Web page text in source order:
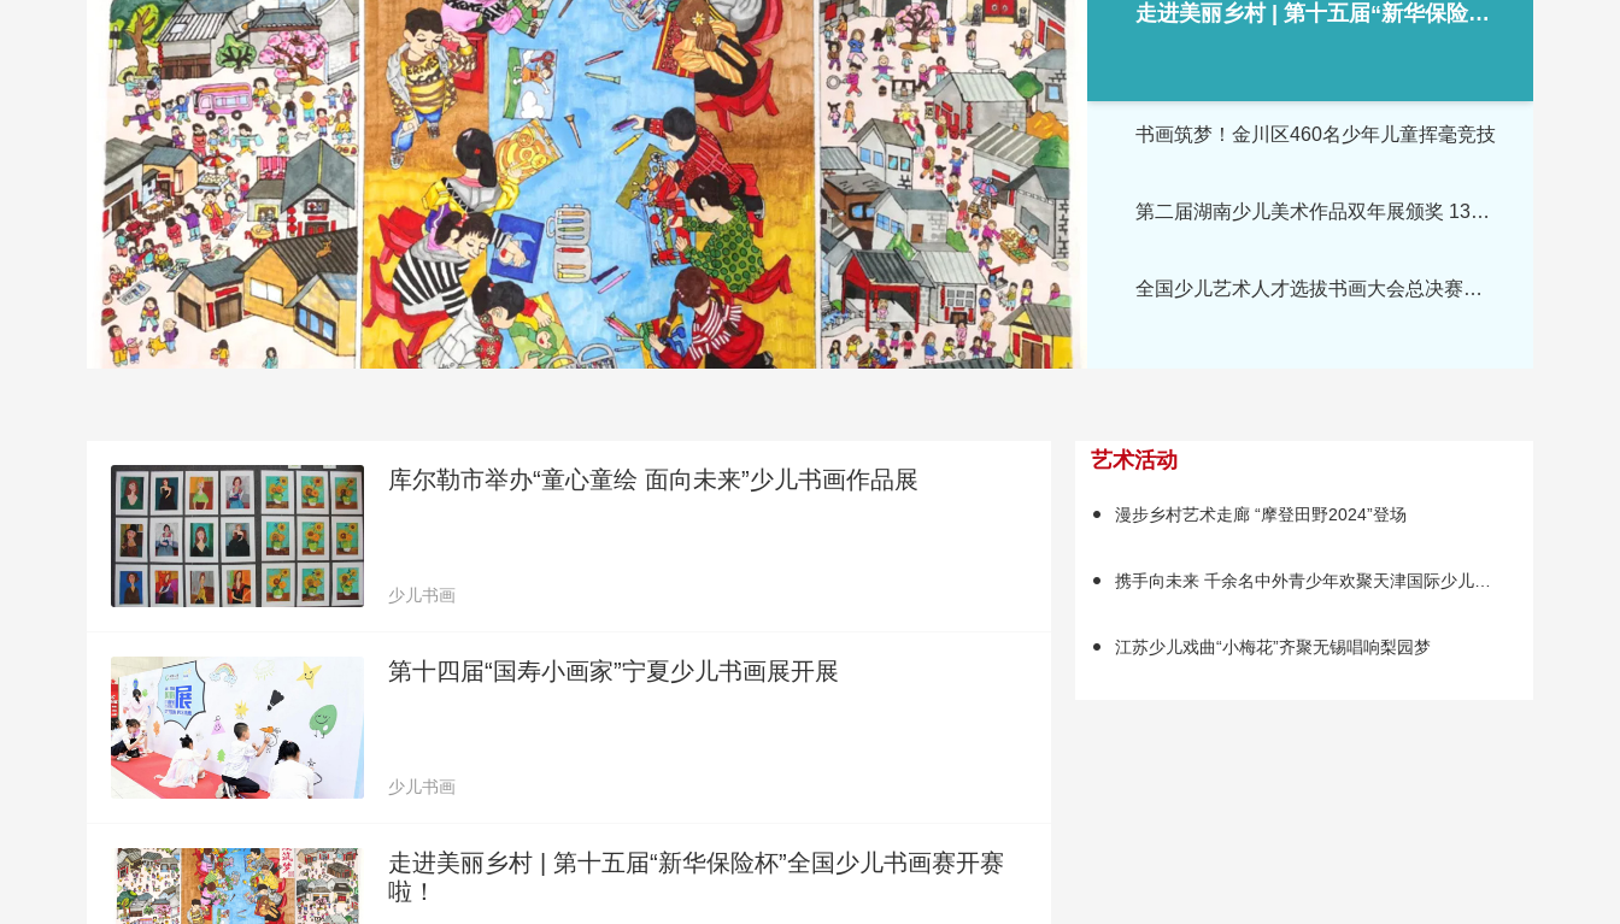
走进美丽乡村 | 第十五届“新华保险杯”全国少儿书画赛开赛啦！
书画筑梦！金川区460名少年儿童挥毫竞技
第二届湖南少儿美术作品双年展颁奖 137组作品获奖
全国少儿艺术人才选拔书画大会总决赛在江西进贤举办
艺术活动
漫步乡村艺术走廊 “摩登田野2024”登场
江苏少儿戏曲“小梅花”齐聚无锡唱响梨园梦
库尔勒市举办“童心童绘 面向未来”少儿书画作品展
少儿书画
第十四届“国寿小画家”宁夏少儿书画展开展
少儿书画
走进美丽乡村 | 第十五届“新华保险杯”全国少儿书画赛开赛
啦！